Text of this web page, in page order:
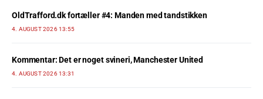
OldTrafford.dk fortæller #4: Manden med tandstikken
4. AUGUST 2026 13:55
Kommentar: Det er noget svineri, Manchester United
4. AUGUST 2026 13:31